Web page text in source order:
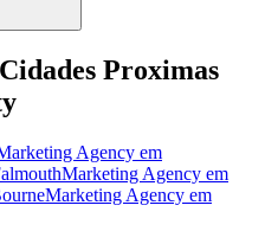
Proximas
Agency em
Marketing Agency em
Marketing Agency em